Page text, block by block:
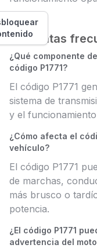
Preguntas
¿Qué componente
código P1771?
El código P1771
sistema de
y el
¿Cómo afecta el
vehículo?
El código P1771
de marchas,
más brusco o
potencia.
¿El código P1771
advertencia del